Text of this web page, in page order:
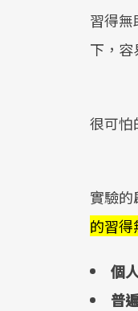
習得
下，容
很可怕
實驗的
的習得
個
普